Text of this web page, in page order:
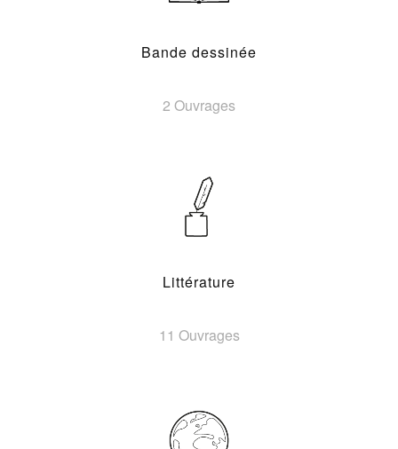
Bande dessinée
2 Ouvrages
Littérature
11 Ouvrages